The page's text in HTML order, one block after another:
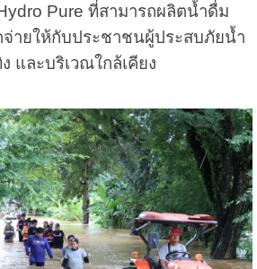
Pure ที่สามารถผลิตน้ำดื่ม
จ่ายให้กับประชาชนผู้ประสบภัยน้ำ
และบริเวณใกล้เคียง